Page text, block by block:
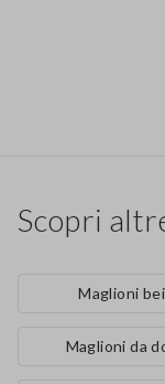
Scopri
Maglioni
Maglioni da